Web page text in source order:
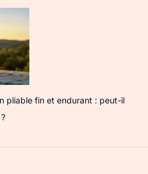
pliable fin et endurant : peut-il